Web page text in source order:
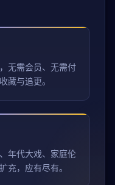
无需会员、无需付
藏与追更。
年代大戏、家庭伦
充，应有尽有。